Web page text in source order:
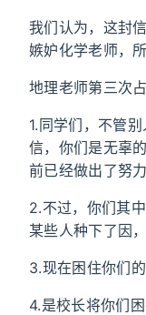
我们认为，这封
嫉妒化学老师，
地理老师第三次
1.同学们，不管
信，你们是无辜
前已经做出了努力
2.不过，你们其
某些人种下了因
3.现在困住你们
4.是校长将你们困